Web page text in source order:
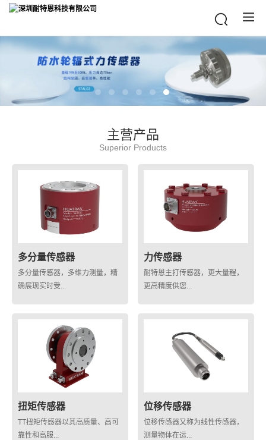
主营产品
Superior Products
多分量传感器
多分量传感器，多维力测量，精
确展现实时受...
力传感器
耐特恩主打传感器，更大量程，
更高精度供您...
扭矩传感器
TT扭矩传感器以其高质量、高可
靠性和高服...
位移传感器
位移传感器又称为线性传感器，
测量物体在运...